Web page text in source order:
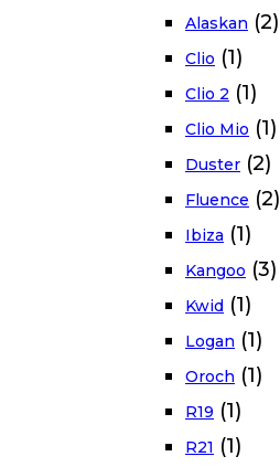
Alaskan (2)
Clio (1)
Clio 2 (1)
Clio Mio (1)
Duster (2)
Fluence (2)
Ibiza (1)
Kangoo (3)
Kwid (1)
Logan (1)
Oroch (1)
R19 (1)
R21 (1)